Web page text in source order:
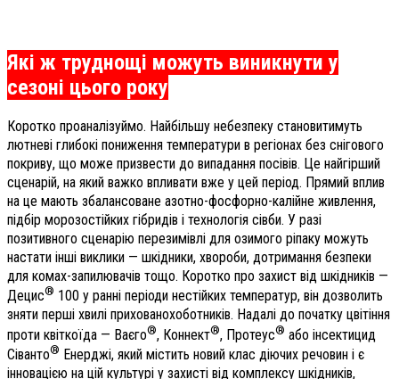
Які ж труднощі можуть виникнути у
сезоні цього року
Коротко проаналізуймо. Найбільшу небезпеку становитимуть
лютневі глибокі пониження температури в регіонах без снігового
покриву, що може призвести до випадання посівів. Це найгірший
сценарій, на який важко впливати вже у цей період. Прямий вплив
на це мають збалансоване азотно-фосфорно-калійне живлення,
підбір морозостійких гібридів і технологія сівби. У разі
позитивного сценарію перезимівлі для озимого ріпаку можуть
настати інші виклики — шкідники, хвороби, дотримання безпеки
для комах-запилювачів тощо. Коротко про захист від шкідників —
Децис® 100 у ранні періоди нестійких температур, він дозволить
зняти перші хвилі прихованохоботників. Надалі до початку цвітіння
проти квіткоїда — Ваєго®, Коннект®, Протеус® або інсектицид
Сіванто® Енерджі, який містить новий клас діючих речовин і є
інновацією на цій культурі у захисті від комплексу шкідників,